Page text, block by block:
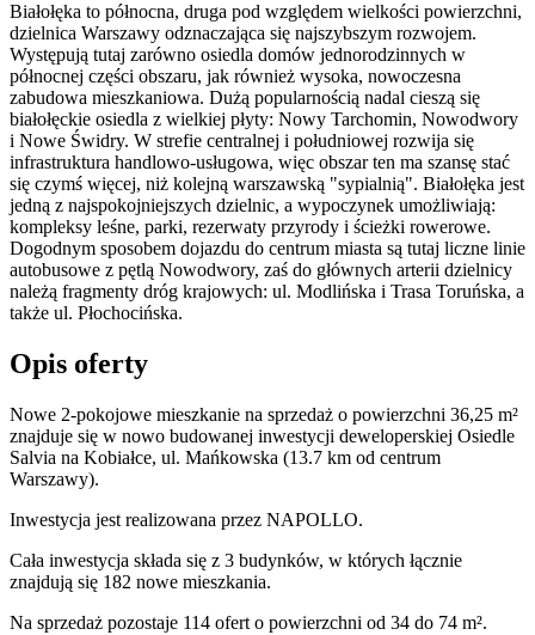
Białołęka to północna, druga pod względem wielkości powierzchni,
dzielnica Warszawy odznaczająca się najszybszym rozwojem.
Występują tutaj zarówno osiedla domów jednorodzinnych w
północnej części obszaru, jak również wysoka, nowoczesna
zabudowa mieszkaniowa. Dużą popularnością nadal cieszą się
białołęckie osiedla z wielkiej płyty: Nowy Tarchomin, Nowodwory
i Nowe Świdry. W strefie centralnej i południowej rozwija się
infrastruktura handlowo-usługowa, więc obszar ten ma szansę stać
się czymś więcej, niż kolejną warszawską "sypialnią". Białołęka jest
jedną z najspokojniejszych dzielnic, a wypoczynek umożliwiają:
kompleksy leśne, parki, rezerwaty przyrody i ścieżki rowerowe.
Dogodnym sposobem dojazdu do centrum miasta są tutaj liczne linie
autobusowe z pętlą Nowodwory, zaś do głównych arterii dzielnicy
należą fragmenty dróg krajowych: ul. Modlińska i Trasa Toruńska, a
także ul. Płochocińska.
Opis oferty
Nowe 2-pokojowe mieszkanie na sprzedaż o powierzchni 36,25 m²
znajduje się w nowo budowanej inwestycji deweloperskiej Osiedle
Salvia na Kobiałce, ul. Mańkowska (13.7 km od centrum
Warszawy).
Inwestycja jest realizowana przez NAPOLLO.
Cała inwestycja składa się z 3 budynków, w których łącznie
znajdują się 182 nowe mieszkania.
Na sprzedaż pozostaje 114 ofert o powierzchni od 34 do 74 m².